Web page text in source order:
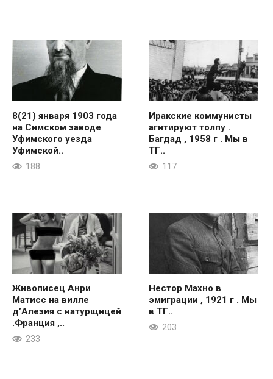
8(21) января 1903 года
на Симском заводе
Уфимского уезда
Уфимской..
188
Иракские коммунисты
агитируют толпу .
Багдад , 1958 г . Мы в
ТГ..
117
Живописец Анри
Матисс на вилле
д’Алезия с натурщицей
.Франция ,..
233
Нестор Махно в
эмиграции , 1921 г . Мы
в ТГ..
203